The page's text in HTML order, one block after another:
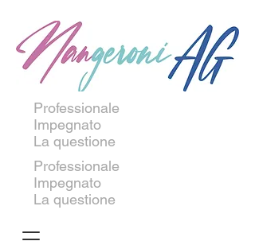
Professionale
Impegnato
La questione
Professionale
Impegnato
La questione